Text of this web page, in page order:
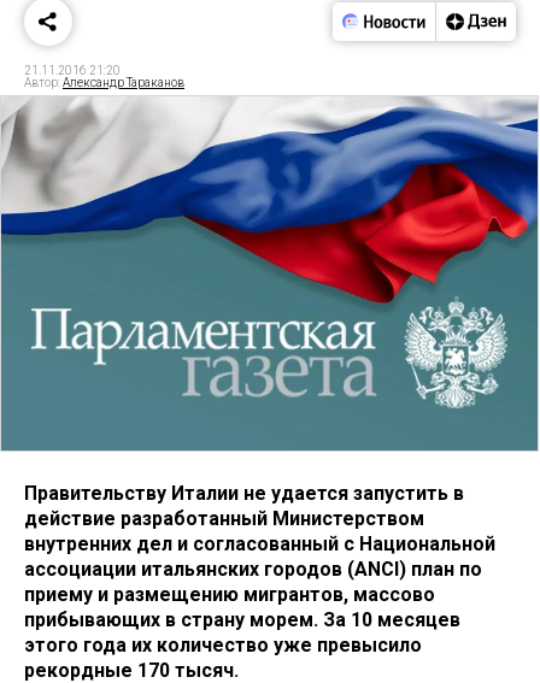
21.11.2016 21:20
Автор:Александр Тараканов
Правительству Италии не удается запустить в
действие разработанный Министерством
внутренних дел и согласованный с Национальной
ассоциации итальянских городов (ANCI) план по
приему и размещению мигрантов, массово
прибывающих в страну морем. За 10 месяцев
этого года их количество уже превысило
рекордные 170 тысяч.